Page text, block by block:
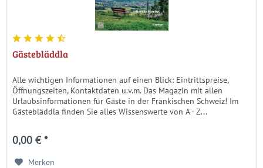
Gästebläddla
Alle wichtigen Informationen auf einen Blick: Eintrittspreise,
Öffnungszeiten, Kontaktdaten u.v.m. Das Magazin mit allen
Urlaubsinformationen für Gäste in der Fränkischen Schweiz! Im
Gästebläddla finden Sie alles Wissenswerte von A - Z...
0,00 € *
Merken